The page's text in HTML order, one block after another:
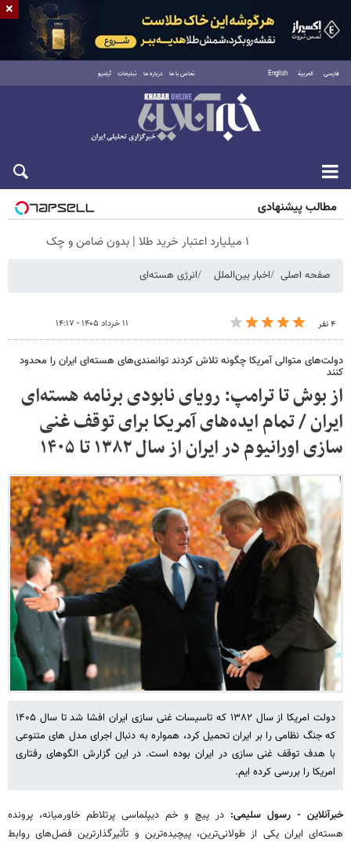
فارسی العربية English تماس با ما درباره ما تبلیغات آرشیو
جمعه ۱۶ مرداد ۱۴۰۵
مطالب پیشنهادی
۱ میلیارد اعتبار خرید طلا | بدون ضامن و چک
صفحه اصلی اخبار بین‌الملل انرژی هسته‌ای
۴ نفر ۱۱ خرداد ۱۴۰۵ - ۱۴:۱۷
دولت‌های متوالی آمریکا چگونه تلاش کردند توانمندی‌های هسته‌ای ایران را محدود
کنند
از بوش تا ترامپ: رویای نابودی برنامه هسته‌ای
ایران / تمام ایده‌های آمریکا برای توقف غنی
سازی اورانیوم در ایران از سال ۱۳۸۲ تا ۱۴۰۵
دولت امریکا از سال ۱۳۸۲ که تاسیسات غنی سازی ایران افشا شد تا سال ۱۴۰۵
که جنگ نظامی را بر ایران تحمیل کرد، همواره به دنبال اجرای مدل های متنوعی
با هدف توقف غنی سازی در ایران بوده است. در این گزارش الگوهای رفتاری
امریکا را بررسی کرده ایم.
خبرآنلاین - رسول سلیمی: در پیچ و خم دیپلماسی پرتلاطم خاورمیانه، پرونده
هسته‌ای ایران یکی از طولانی‌ترین، پیچیده‌ترین و تأثیرگذارترین فصل‌های روابط
×